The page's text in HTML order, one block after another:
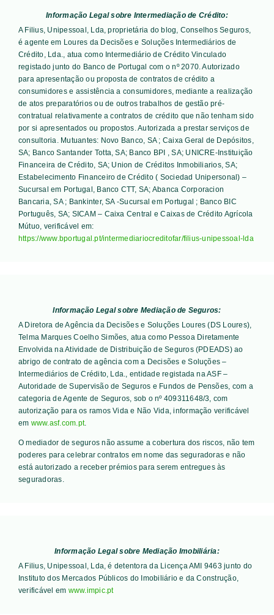
Informação Legal sobre Intermediação de Crédito:
A Filius, Unipessoal, Lda, proprietária do blog, Conselhos Seguros,
é agente em Loures da Decisões e Soluções Intermediários de
Crédito, Lda., atua como Intermediário de Crédito Vinculado
registado junto do Banco de Portugal com o nº 2070. Autorizado
para apresentação ou proposta de contratos de crédito a
consumidores e assistência a consumidores, mediante a realização
de atos preparatórios ou de outros trabalhos de gestão pré-
contratual relativamente a contratos de crédito que não tenham sido
por si apresentados ou propostos. Autorizada a prestar serviços de
consultoria. Mutuantes: Novo Banco, SA ; Caixa Geral de Depósitos,
SA; Banco Santander Totta, SA; Banco BPI , SA; UNICRE-Instituição
Financeira de Crédito, SA; Union de Créditos Inmobiliarios, SA;
Estabelecimento Financeiro de Crédito ( Sociedad Unipersonal) –
Sucursal em Portugal, Banco CTT, SA; Abanca Corporacion
Bancaria, SA ; Bankinter, SA -Sucursal em Portugal ; Banco BIC
Português, SA; SICAM – Caixa Central e Caixas de Crédito Agrícola
Mútuo , verificável em:
https://www.bportugal.pt/intermediariocreditofar/filius-unipessoal-lda
Informação Legal sobre Mediação de Seguros:
A Diretora de Agência da Decisões e Soluções Loures (DS Loures),
Telma Marques Coelho Simões, atua como Pessoa Diretamente
Envolvida na Atividade de Distribuição de Seguros (PDEADS) ao
abrigo de contrato de agência com a Decisões e Soluções –
Intermediários de Crédito, Lda., entidade registada na ASF –
Autoridade de Supervisão de Seguros e Fundos de Pensões, com a
categoria de Agente de Seguros, sob o nº 409311648/3, com
autorização para os ramos Vida e Não Vida, informação verificável
em www.asf.com.pt.
O mediador de seguros não assume a cobertura dos riscos, não tem
poderes para celebrar contratos em nome das seguradoras e não
está autorizado a receber prémios para serem entregues às
seguradoras.
Informação Legal sobre Mediação Imobiliária:
A Filius, Unipessoal, Lda, é detentora da Licença AMI 9463 junto do
Instituto dos Mercados Públicos do Imobiliário e da Construção,
verificável em www.impic.pt